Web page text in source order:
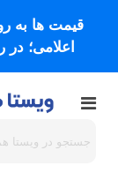
قیمت ها به
اعلامی؛